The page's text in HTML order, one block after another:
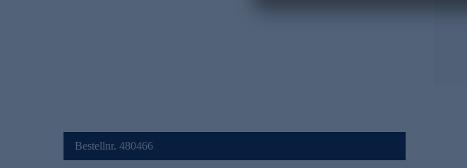
Bestellnr. 480466